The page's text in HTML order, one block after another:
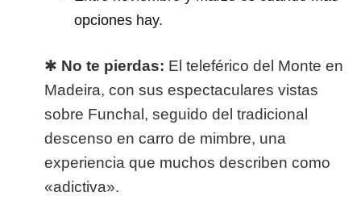
opciones hay.
✱ No te pierdas: El teleférico del Monte en
Madeira, con sus espectaculares vistas
sobre Funchal, seguido del tradicional
descenso en carro de mimbre, una
experiencia que muchos describen como
«adictiva».